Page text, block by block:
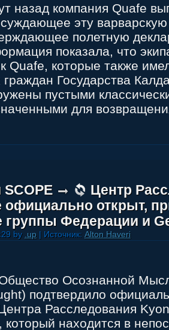
назад компания Quafe
эту
полетную
показала, что
Quafe, которые также
Государства
пустыми
для
SCOPE
Центр
официально открыт,
группы Федерации и
by .up | Источник: Alton Haveri
Осознанной
подтвердило
Расследования
который находится в